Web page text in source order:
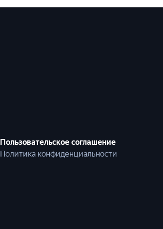
Пользовательское соглашение
Политика конфиденциальности